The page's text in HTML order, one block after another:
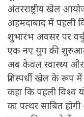
अंतरराष्ट्रीय खेल
अहमदाबाद में पहली
शुभारंभ अवसर पर
एक नए युग की शुरुआत
अब केवल स्वास्थ्य
प्रतिस्पर्धी खेल के रूप
कहा कि पहली विश्व
का पत्थर साबित